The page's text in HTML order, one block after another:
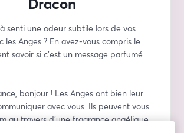
senti une odeur subtile lors de vos
les Anges ? En avez-vous compris le
savoir si c’est un message parfumé
bonjour ! Les Anges ont bien leur
avec vous. Ils peuvent vous
au travers d’une fragrance angélique.